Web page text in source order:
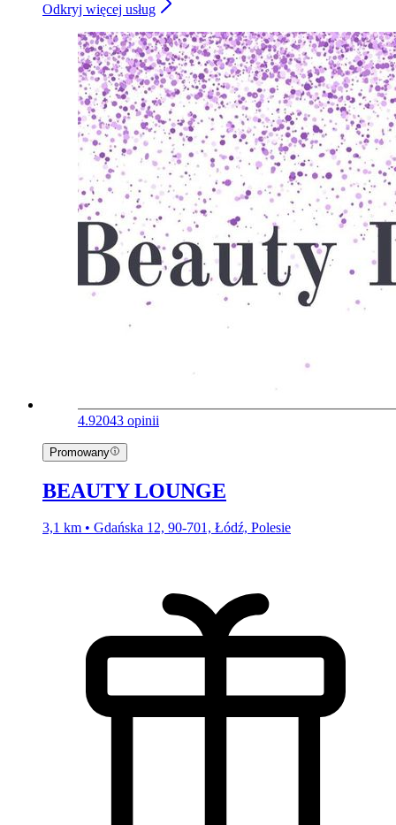
Odkryj więcej usług
4.92043 opinii
Promowany
BEAUTY LOUNGE
3,1 km • Gdańska 12, 90-701, Łódź, Polesie